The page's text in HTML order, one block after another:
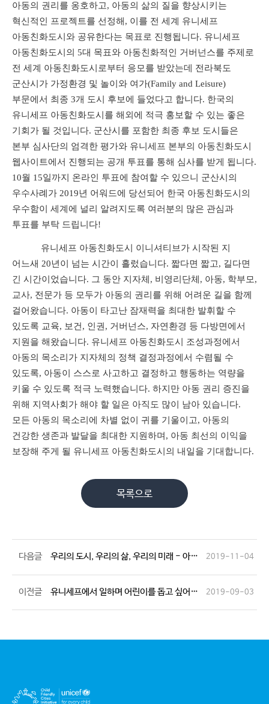
아동의 권리를 옹호하고, 아동의 삶의 질을 향상시키는
혁신적인 프로젝트를 선정해 , 이를 전 세계 유니세프
아동친화도시와 공유한다는 목표로 진행됩니다. 유니세프
아동친화도시의 5대 목표와 아동친화적인 거버넌스를 주제로
전 세계 아동친화도시로부터 응모를 받았는데 전라북도
군산시가 가정환경 및 놀이와 여가(Family and Leisure)
부문에서 최종 3개 도시 후보에 들었다고 합니다. 한국의
유니세프 아동친화도시를 해외에 적극 홍보할 수 있는 좋은
기회가 될 것입니다. 군산시를 포함한 최종 후보 도시들은
본부 심사단의 엄격한 평가와 유니세프 본부의 아동친화도시
웹사이트에서 진행되는 공개 투표를 통해 심사를 받게 됩니다.
10월 15일까지 온라인 투표에 참여할 수 있으니 군산시의
우수사례가 2019년 어워드에 당선되어 한국 아동친화도시의
우수함이 세계에 널리 알려지도록 여러분의 많은 관심과
투표를 부탁 드립니다!
유니세프 아동친화도시 이니셔티브가 시작된 지
어느새 20년이 넘는 시간이 흘렀습니다. 짧다면 짧고, 길다면
긴 시간이었습니다. 그 동안 지자체 , 비영리단체 , 아동, 학부모,
교사, 전문가 등 모두가 아동의 권리를 위해 어려운 길을 함께
걸어왔습니다. 아동이 타고난 잠재력을 최대한 발휘할 수
있도록 교육, 보건, 인권, 거버넌스, 자연환경 등 다방면에서
지원을 해왔습니다. 유니세프 아동친화도시 조성과정에서
아동의 목소리가 지자체의 정책 결정과정에서 수렴될 수
있도록, 아동이 스스로 사고하고 결정하고 행동하는 역량을
키울 수 있도록 적극 노력했습니다. 하지만 아동 권리 증진을
위해 지역사회가 해야 할 일은 아직도 많이 남아 있습니다.
모든 아동의 목소리에 차별 없이 귀를 기울이고, 아동의
건강한 생존과 발달을 최대한 지원하며 , 아동 최선의 이익을
보장해 주게 될 유니세프 아동친화도시의 내일을 기대합니다.
목록으로
다음글 우리의 도시, 우리의 삶, 우리의 미래 - 아동 매니페스토 2019-11-04
이전글 유니세프에서 일하며 어린이를 돕고 싶어요! 2019-09-03